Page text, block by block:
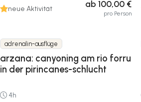
neue Aktivität ab 100,00 €
pro Person
adrenalin-ausflüge
arzana: canyoning am rio forru
in der pirincanes-schlucht
4h